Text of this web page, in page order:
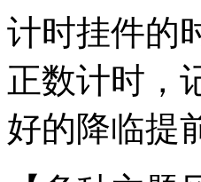
计时挂件的
正数计时，
好的降临提